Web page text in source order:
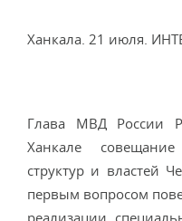
Ханкала. 21 июля.
Глава МВД России
Ханкале
структур и властей
первым вопросом
реализации